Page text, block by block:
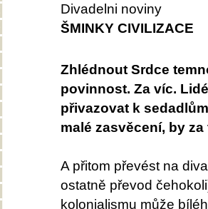
Divadelni noviny
ŠMINKY CIVILIZACE
Zhlédnout Srdce
povinnost. Za víc.
přivazovat k
malé zasvěcení, by
A přitom převést na
ostatně převod
kolonialismu může